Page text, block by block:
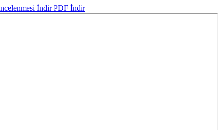
İndirPDF İndir